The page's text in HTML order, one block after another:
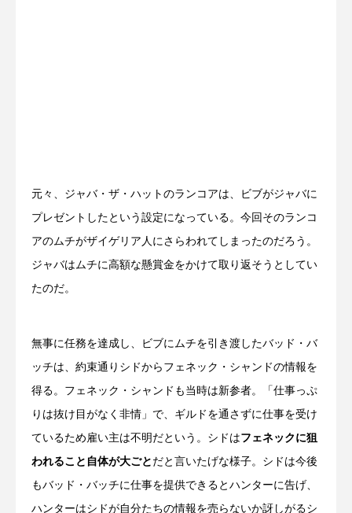
元々、ジャバ・ザ・ハットのランコアは、ビブがジャバに
プレゼントしたという設定になっている。今回そのランコ
アのムチがザイゲリア人にさらわれてしまったのだろう。
ジャバはムチに高額な懸賞金をかけて取り返そうとしてい
たのだ。
無事に任務を達成し、ビブにムチを引き渡したバッド・バ
ッチは、約束通りシドからフェネック・シャンドの情報を
得る。フェネック・シャンドも当時は新参者。「仕事っぷ
りは抜け目がなく非情」で、ギルドを通さずに仕事を受け
ているため雇い主は不明だという。シドはフェネックに狙
われること自体が大ごと だと言いたげな様子。シドは今後
もバッド・バッチに仕事を提供できるとハンターに告げ、
ハンターはシドが自分たちの情報を売らないか訝しがるシ